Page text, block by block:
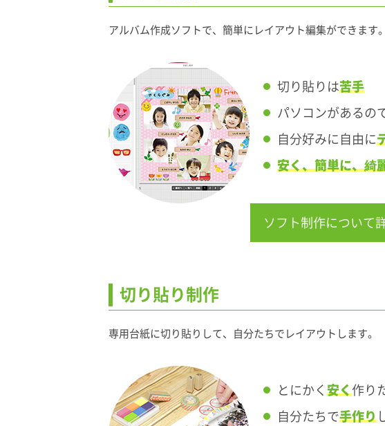
アルバム作成ソフトで、簡単にレイアウト編集ができます。
切り貼りは苦手
パソコンがあるの
自分好みに自由に
安く、簡単に、綺
ソフト制作について
切り貼り制作
専用台紙に切り貼りして、自分たちでレイアウトします。
とにかく 安く 作り
自分たちで手作り